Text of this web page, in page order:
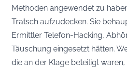
Methoden angewendet zu
Tratsch aufzudecken. Sie
Ermittler Telefon-Hacking,
Täuschung eingesetzt hätten.
die an der Klage beteiligt